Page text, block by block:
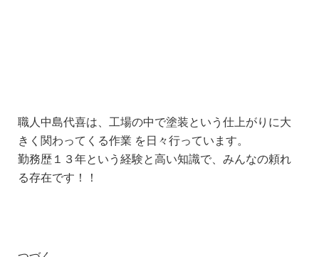
職人中島代喜は、工場の中で塗装という仕上がりに大
きく関わってくる作業 を日々行っています。
勤務歴１３年という経験と高い知識で、みんなの頼れ
る存在です！！